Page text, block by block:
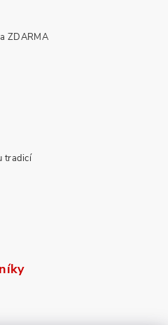
ZDARMA
tradicí